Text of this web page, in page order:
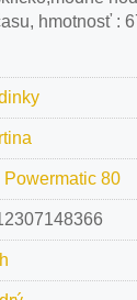
hmotnosť :
Powermatic 80